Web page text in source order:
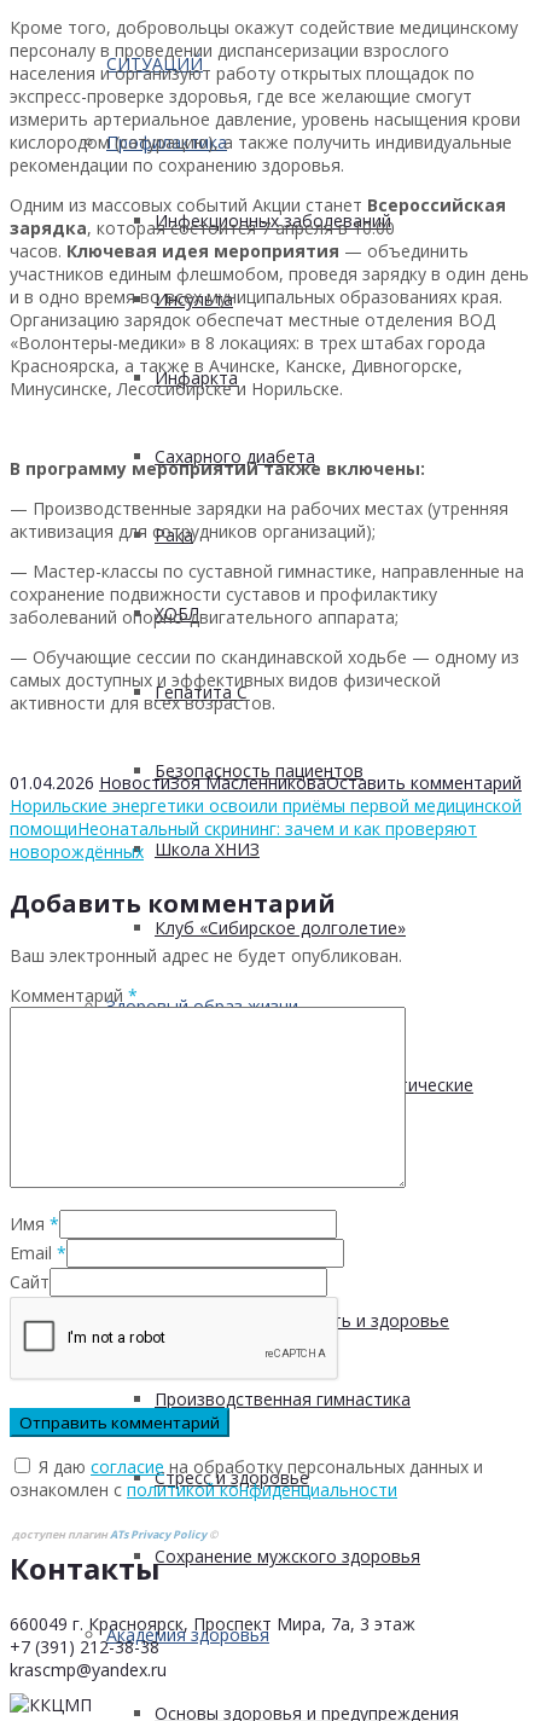
СИТУАЦИЙ
Профилактика
Инфекционных заболеваний
Инсульта
Инфаркта
Сахарного диабета
Рака
ХОБЛ
Гепатита С
Безопасность пациентов
Школа ХНИЗ
Клуб «Сибирское долголетие»
Здоровый образ жизни
Диспансеризация и профилактические
Здоровое питание
Физическая активность и здоровье
Производственная гимнастика
Стресс и здоровье
Сохранение мужского здоровья
Академия здоровья
Основы здоровья и предупреждения
Кроме того, добровольцы окажут содействие медицинскому
персоналу в проведении диспансеризации взрослого
населения и организуют работу открытых площадок по
экспресс-проверке здоровья, где все желающие смогут
измерить артериальное давление, уровень насыщения крови
кислородом (сатурацию), а также получить индивидуальные
рекомендации по сохранению здоровья.
Одним из массовых событий Акции станет Всероссийская
зарядка, которая состоится 7 апреля в 10:00
часов. Ключевая идея мероприятия — объединить
участников единым флешмобом, проведя зарядку в один день
и в одно время во всех муниципальных образованиях края.
Организацию зарядок обеспечат местные отделения ВОД
«Волонтеры-медики» в 8 локациях: в трех штабах города
Красноярска, а также в Ачинске, Канске, Дивногорске,
Минусинске, Лесосибирске и Норильске.
В программу мероприятий также включены:
— Производственные зарядки на рабочих местах (утренняя
активизация для сотрудников организаций);
— Мастер-классы по суставной гимнастике, направленные на
сохранение подвижности суставов и профилактику
заболеваний опорно-двигательного аппарата;
— Обучающие сессии по скандинавской ходьбе — одному из
самых доступных и эффективных видов физической
активности для всех возрастов.
01.04.2026 НовостиЗоя МасленниковаОставить комментарий
Норильские энергетики освоили приёмы первой медицинской
помощиНеонатальный скрининг: зачем и как проверяют
новорождённых
Добавить комментарий
Ваш электронный адрес не будет опубликован.
Комментарий *
Имя *
Email *
Сайт
Я даю согласие на обработку персональных данных и
ознакомлен с политикой конфиденциальности
доступен плагинATs Privacy Policy©
Контакты
660049 г. Красноярск, Проспект Мира, 7а, 3 этаж
+7 (391) 212-38-38
krascmp@yandex.ru